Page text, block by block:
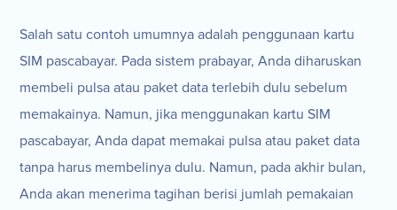
Salah satu contoh umumnya adalah penggunaan kartu
SIM pascabayar. Pada sistem prabayar, Anda diharuskan
membeli pulsa atau paket data terlebih dulu sebelum
memakainya. Namun, jika menggunakan kartu SIM
pascabayar, Anda dapat memakai pulsa atau paket data
tanpa harus membelinya dulu. Namun, pada akhir bulan,
Anda akan menerima tagihan berisi jumlah pemakaian